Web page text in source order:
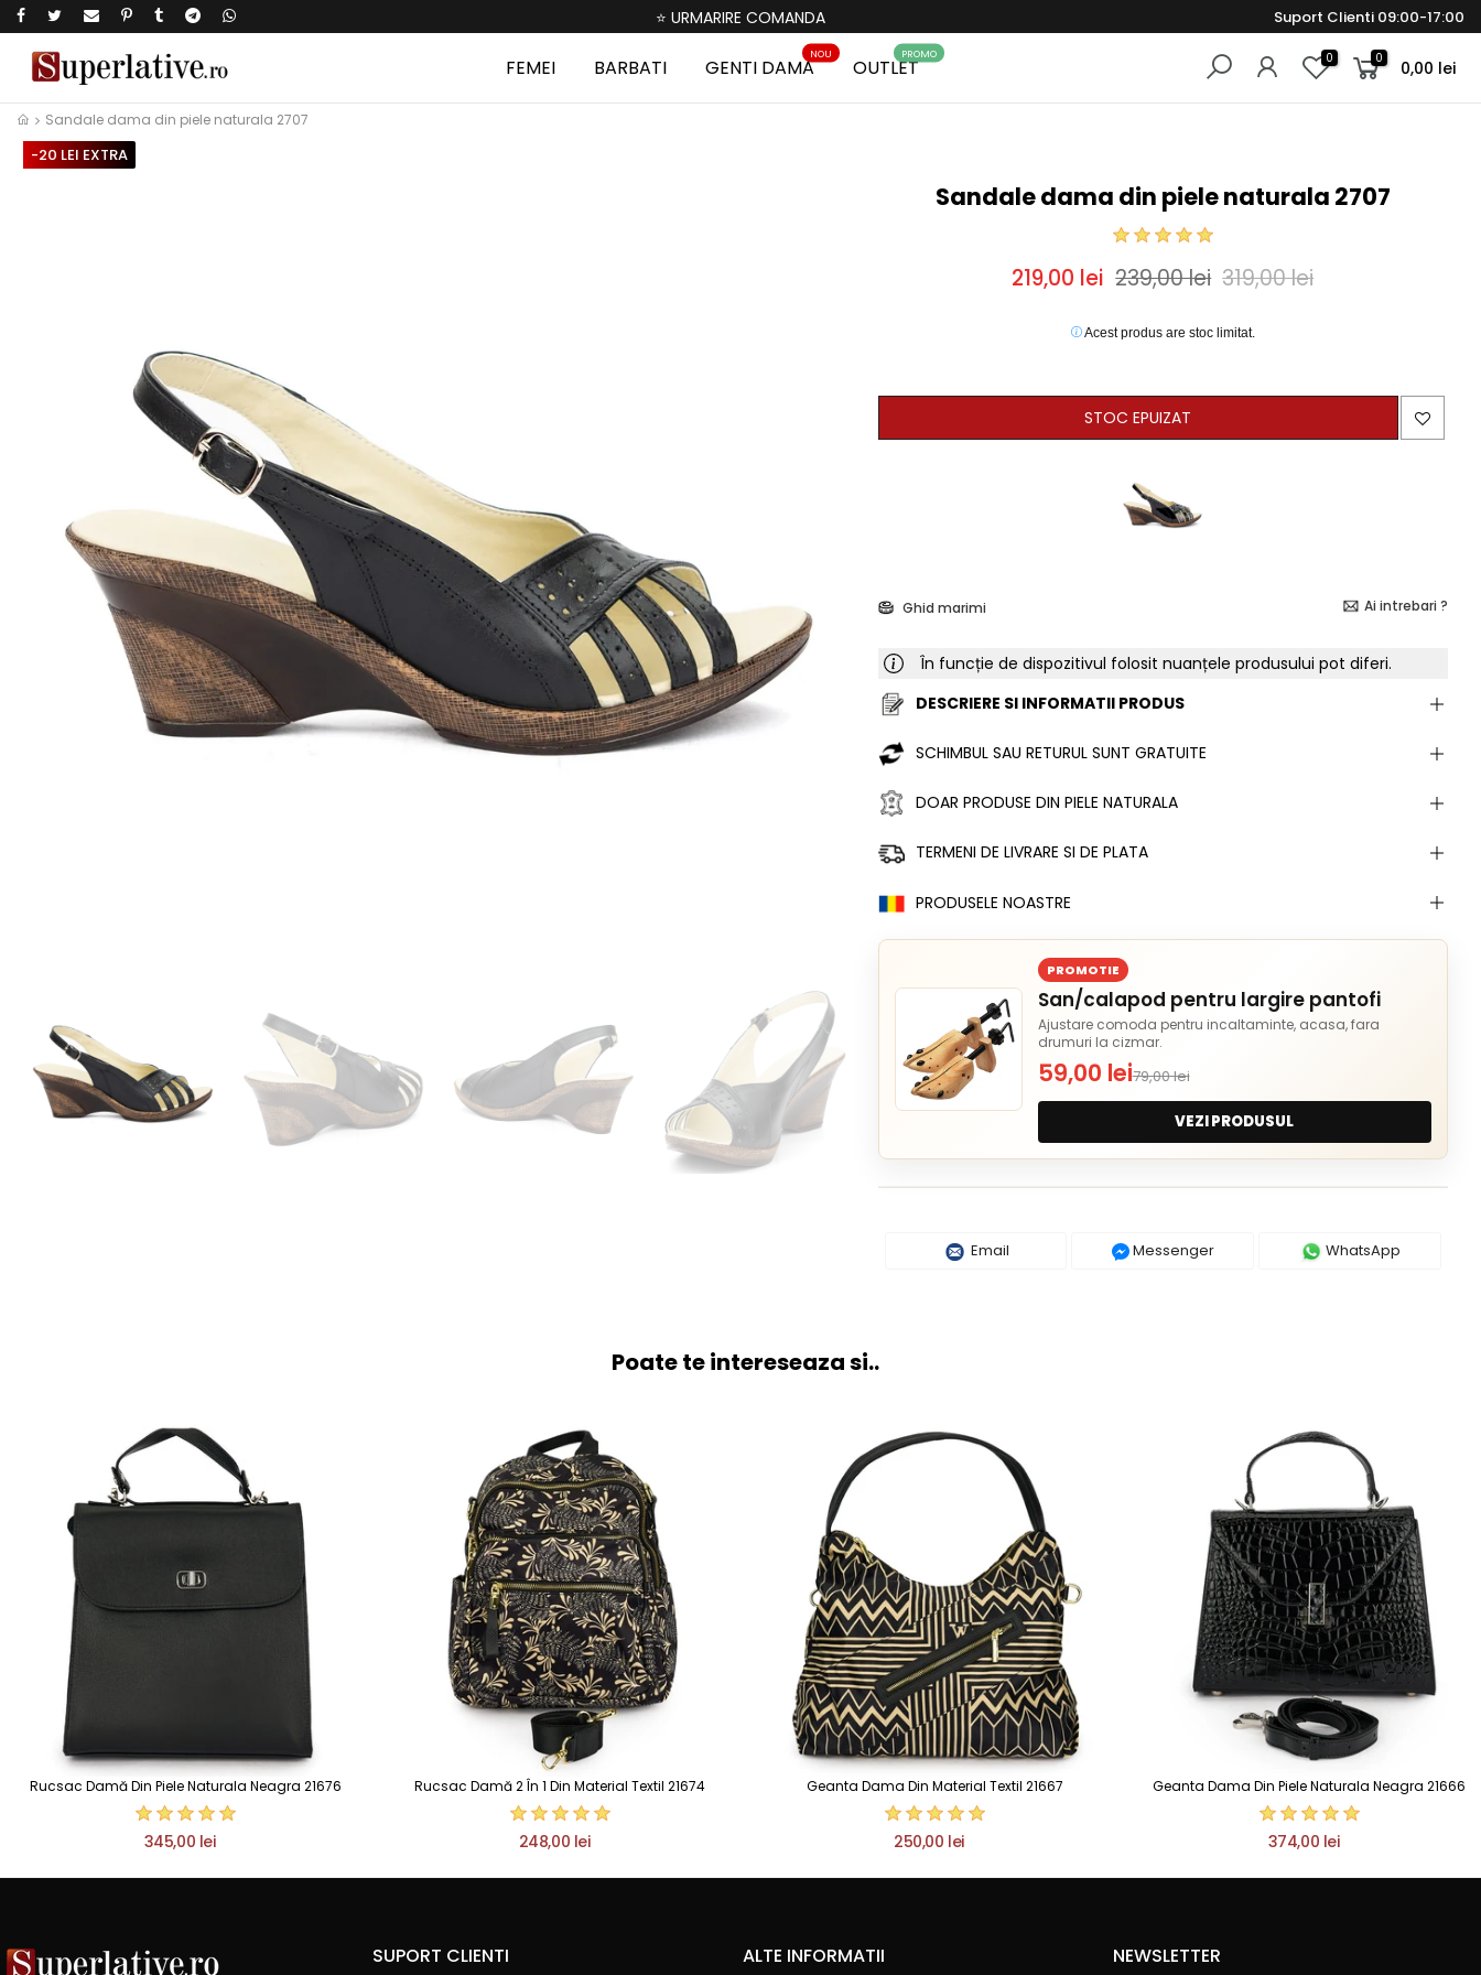
⭐ URMARIRE COMANDA Suport Clienti 09:00-17:00
FEMEI BARBATI GENTI DAMA
NOU
OUTLET
PROMO 0 0 0,00 lei
Sandale dama din piele naturala 2707
-20 LEI EXTRA
Sandale dama din piele naturala 2707
219,00 lei 239,00 lei 319,00 lei
Acest produs are stoc limitat.
STOC EPUIZAT
Ghid marimi Ai intrebari ?
În funcție de dispozitivul folosit nuanțele produsului pot diferi.
DESCRIERE SI INFORMATII PRODUS
SCHIMBUL SAU RETURUL SUNT GRATUITE
DOAR PRODUSE DIN PIELE NATURALA
TERMENI DE LIVRARE SI DE PLATA
PRODUSELE NOASTRE
PROMOTIE
San/calapod pentru largire pantofi
Ajustare comoda pentru incaltaminte, acasa, fara
drumuri la cizmar.
59,00 lei79,00 lei
VEZI PRODUSUL
Email Messenger WhatsApp
Poate te intereseaza si..
Rucsac Damă Din Piele Naturala Neagra 21676
345,00 lei
Rucsac Damă 2 În 1 Din Material Textil 21674
248,00 lei
Geanta Dama Din Material Textil 21667
250,00 lei
Geanta Dama Din Piele Naturala Neagra 21666
374,00 lei
SUPORT CLIENTI ALTE INFORMATII NEWSLETTER